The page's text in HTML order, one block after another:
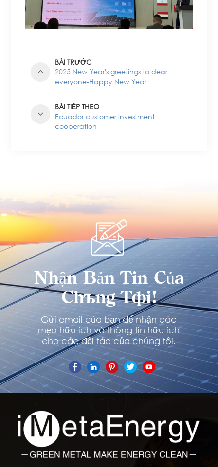
BÀI TRƯỚC
2025 New Year's greetings to dear
everyone-Happy New Year
BÀI TIẾP THEO
Ecuador customer investment
cooperation
Nhận Bản Tin Của
Chúng Tôi!
Gửi email của bạn để nhận các
mẹo hữu ích và thông tin hữu ích
cho các đối tác của chúng tôi.